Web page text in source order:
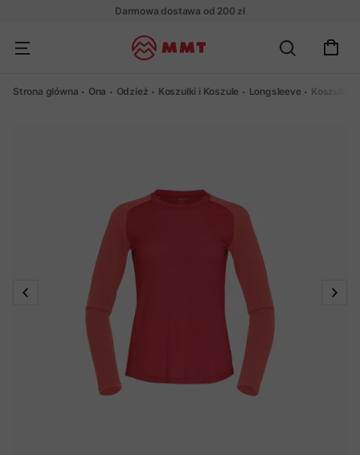
Darmowa dostawa od 200 zł
Strona główna Ona Odzież Koszulki i Koszule Longsleeve Koszulka